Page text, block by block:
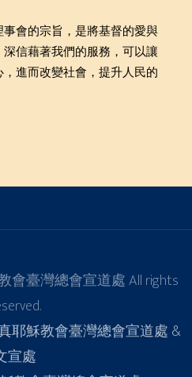
會的宗旨，是將基督的愛與
信藉著我們的服務，可以讓
進而改變社會，提升人民的
會臺灣總會宣道處 All rights
耶穌教會臺灣總會宣道處 &
宣處